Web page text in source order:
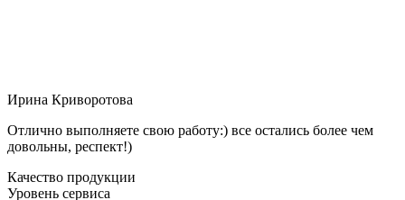
Ирина Криворотова
Отлично выполняете свою работу:) все остались более чем
довольны, респект!)
Качество продукции
Уровень сервиса